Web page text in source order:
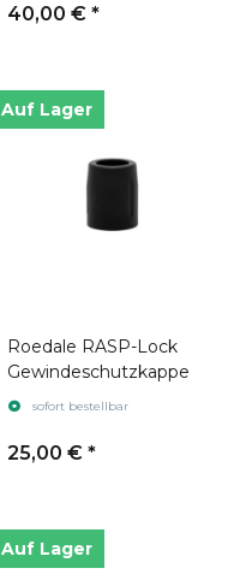
40,00 € *
Auf Lager
Roedale RASP-Lock
Gewindeschutzkappe
sofort bestellbar
25,00 € *
Auf Lager